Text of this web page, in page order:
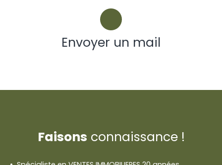
Envoyer un mail
Faisons connaissance !